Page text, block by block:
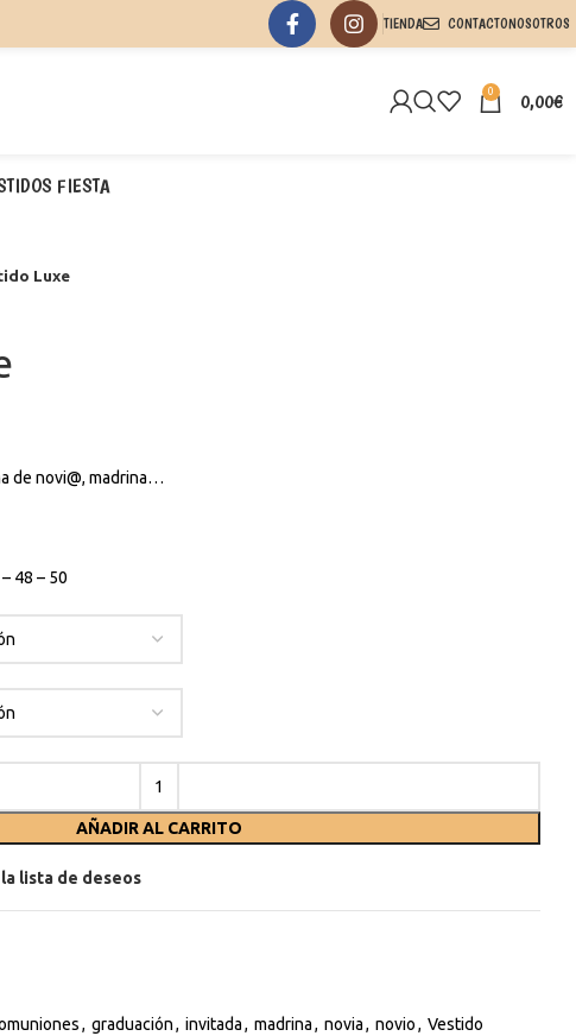
TIENDA CONTACTONOSOTROS
0 0,00€
FIESTA
Luxe
de novi@, madrina…
48 – 50
AÑADIR AL CARRITO
lista de deseos
, graduación, invitada, madrina, novia, novio, Vestido